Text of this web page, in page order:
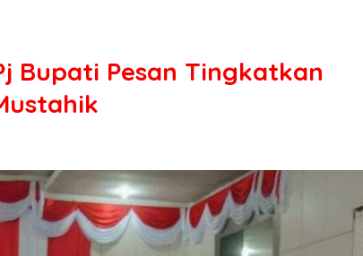
Bupati Pesan Tingkatkan